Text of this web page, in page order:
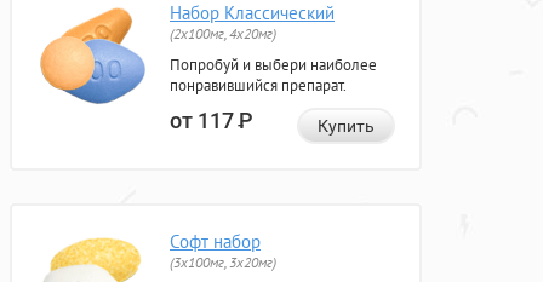
Набор Классический
(2x100мг, 4x20мг)
Попробуй и выбери наиболее
понравившийся препарат.
от 117Р Купить
Софт набор
(3x100мг, 3x20мг)